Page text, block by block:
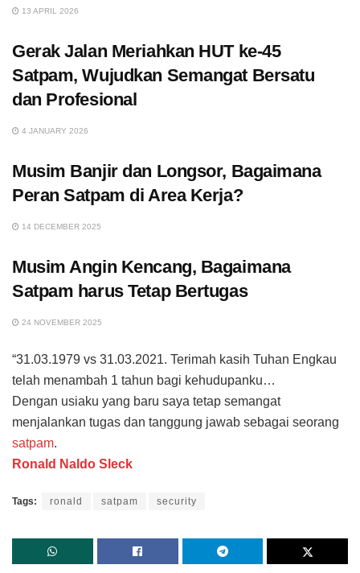
13 APRIL 2026
Gerak Jalan Meriahkan HUT ke-45
Satpam, Wujudkan Semangat Bersatu
dan Profesional
4 JANUARY 2026
Musim Banjir dan Longsor, Bagaimana
Peran Satpam di Area Kerja?
14 DECEMBER 2025
Musim Angin Kencang, Bagaimana
Satpam harus Tetap Bertugas
24 NOVEMBER 2025
“31.03.1979 vs 31.03.2021. Terimah kasih Tuhan Engkau
telah menambah 1 tahun bagi kehudupanku…
Dengan usiaku yang baru saya tetap semangat
menjalankan tugas dan tanggung jawab sebagai seorang
satpam.
Ronald Naldo Sleck
Tags: ronald satpam security